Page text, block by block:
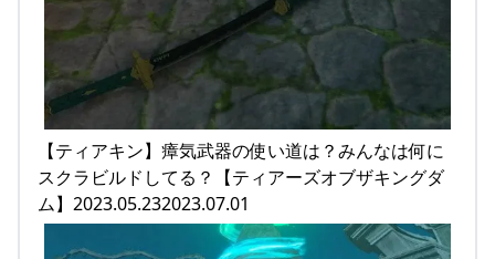
【ティアキン】瘴気武器の使い道は？みんなは何に
スクラビルドしてる？【ティアーズオブザキングダ
ム】2023.05.232023.07.01